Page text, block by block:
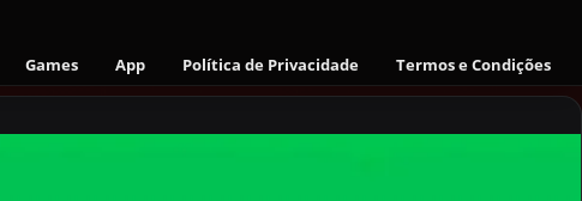
Games App Política de Privacidade Termos e Condições